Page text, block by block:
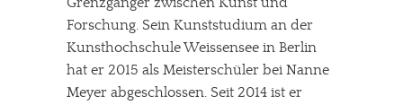
Forschung. Sein Kunststudium an der
Kunsthochschule Weissensee in Berlin
hat er 2015 als Meisterschüler bei Nanne
Meyer abgeschlossen. Seit 2014 ist er